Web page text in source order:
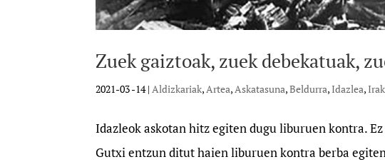
Zuek gaiztoak, zuek debekatuak,
2021-03 -14| Aldizkariak, Artea, Askatasuna,Beldurra,Idazlea,
Idazleok askotan hitz egiten dugu liburuen kontra.
Gutxi entzun ditut haien liburuen kontra berba